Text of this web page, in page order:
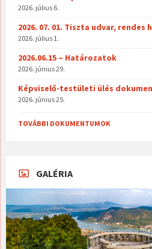
2026. július 6.
2026. 07. 01. Tiszta udvar, rendes
2026. július 1.
2026.06.15 – Határozatok
2026. június 29.
Képviselő-testületi ülés
2026. június 25.
TOVÁBBI DOKUMENTUMOK
GALÉRIA